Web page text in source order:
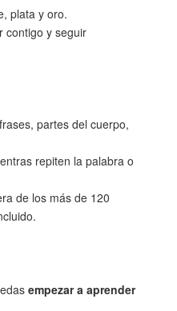
plata y oro.
contigo y seguir
partes del cuerpo,
repiten la palabra o
de los más de 120
empezar a aprender